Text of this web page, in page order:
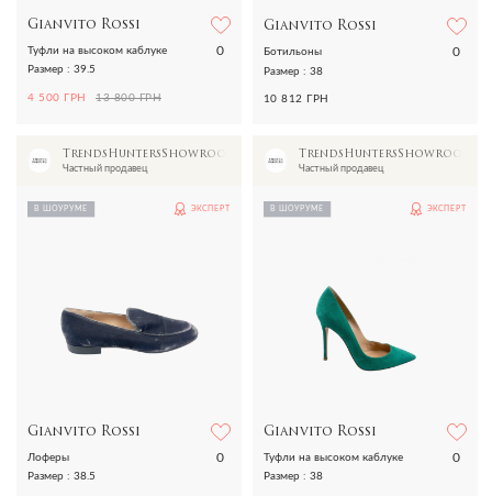
Gianvito Rossi
0
Туфли на высоком каблуке
Размер : 39.5
4 500 ГРН 13 800 ГРН
Gianvito Rossi
0
Ботильоны
Размер : 38
10 812 ГРН
TrendsHuntersShowroom
Частный продавец
В ШОУРУМЕ ЭКСПЕРТ
Gianvito Rossi
0
Лоферы
Размер : 38.5
TrendsHuntersShowroom
Частный продавец
В ШОУРУМЕ ЭКСПЕРТ
Gianvito Rossi
0
Туфли на высоком каблуке
Размер : 38